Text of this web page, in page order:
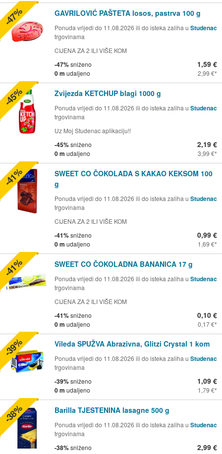
GAVRILOVIĆ PAŠTETA losos, pastrva 100 g
Ponuda vrijedi do 11.08.2026 ili do isteka zaliha u Studenac
trgovinama
CIJENA ZA 2 ILI VIŠE KOM
-47%sniženo
0 m udaljeno
1,59 €
2,99 €
-47%
Zvijezda KETCHUP blagi 1000 g
Ponuda vrijedi do 11.08.2026 ili do isteka zaliha u Studenac
trgovinama
Uz Moj Studenac aplikaciju!!
-45%sniženo
0 m udaljeno
2,19 €
3,99 €
-45%
SWEET CO ČOKOLADA S KAKAO KEKSOM 100
g
Ponuda vrijedi do 11.08.2026 ili do isteka zaliha u Studenac
trgovinama
CIJENA ZA 2 ILI VIŠE KOM
-41%sniženo
0 m udaljeno
0,99 €
1,69 €
-41%
SWEET CO ČOKOLADNA BANANICA 17 g
Ponuda vrijedi do 11.08.2026 ili do isteka zaliha u Studenac
trgovinama
CIJENA ZA 2 ILI VIŠE KOM
-41%sniženo
0 m udaljeno
0,10 €
0,17 €
-41%
Vileda SPUŽVA Abrazivna, Glitzi Crystal 1 kom
Ponuda vrijedi do 11.08.2026 ili do isteka zaliha u Studenac
trgovinama
-39%sniženo
0 m udaljeno
1,09 €
1,79 €
-39%
Barilla TJESTENINA lasagne 500 g
Ponuda vrijedi do 11.08.2026 ili do isteka zaliha u Studenac
trgovinama
-38%sniženo 2,99 €
-38%